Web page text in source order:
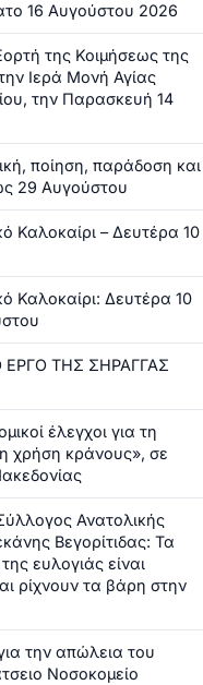
16 Αυγούστου 2026
της Κοιμήσεως της
Ιερά Μονή Αγίας
την Παρασκευή 14
ποίηση, παράδοση και
29 Αυγούστου
Καλοκαίρι – Δευτέρα 10
Καλοκαίρι: Δευτέρα 10
ΕΡΓΟ ΤΗΣ ΣΗΡΑΓΓΑΣ
έλεγχοι για τη
χρήση κράνους», σε
Ανατολικής
Βεγορίτιδας: Τα
ευλογιάς είναι
ρίχνουν τα βάρη στην
την απώλεια του
Νοσοκομείο